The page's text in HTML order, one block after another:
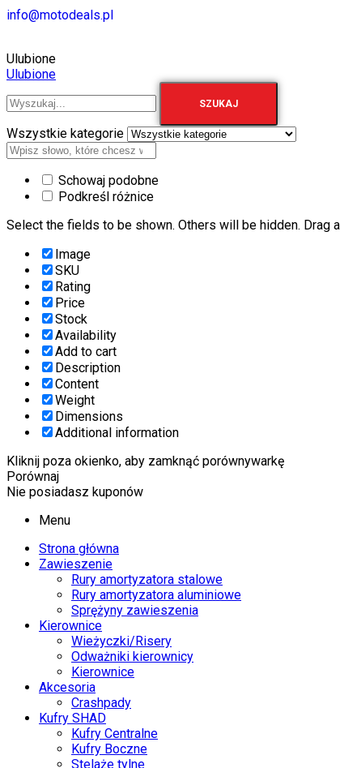
info@motodeals.pl
Ulubione
Ulubione
SZUKAJ
Wszystkie kategorie
Schowaj podobne
Podkreśl różnice
Select the fields to be shown. Others will be hidden. Drag
Image
SKU
Rating
Price
Stock
Availability
Add to cart
Description
Content
Weight
Dimensions
Additional information
Kliknij poza okienko, aby zamknąć porównywarkę
Porównaj
Nie posiadasz kuponów
Menu
Strona główna
Zawieszenie
Rury amortyzatora stalowe
Rury amortyzatora aluminiowe
Sprężyny zawieszenia
Kierownice
Wieżyczki/Risery
Odważniki kierownicy
Kierownice
Akcesoria
Crashpady
Kufry SHAD
Kufry Centralne
Kufry Boczne
Stelaże tylne